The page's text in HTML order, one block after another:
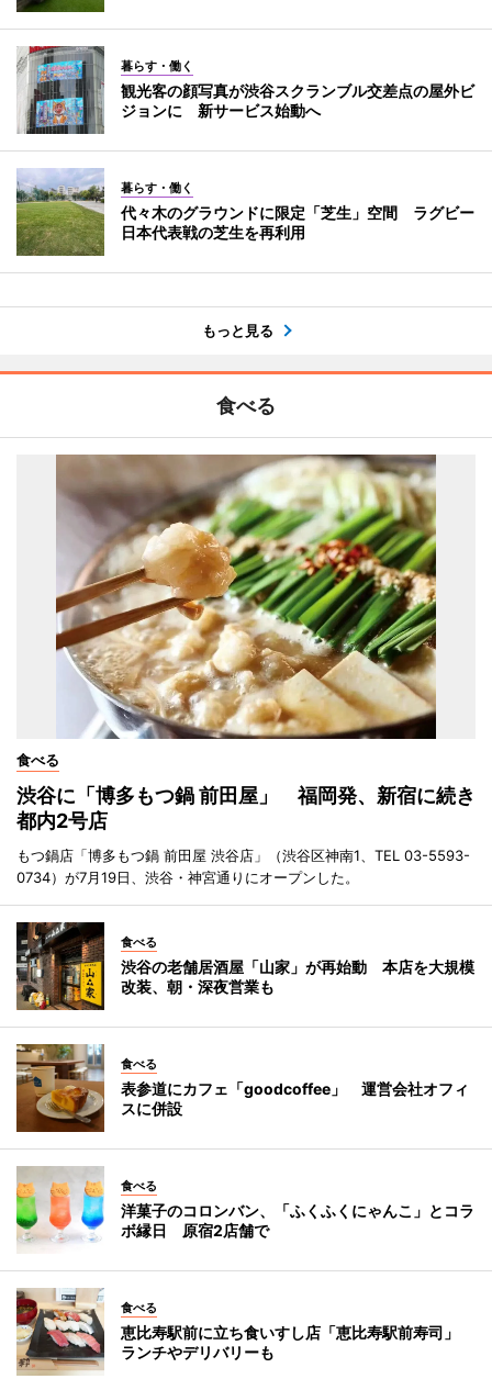
暮らす・働く
観光客の顔写真が渋谷スクランブル交差点の屋外ビ
ジョンに 新サービス始動へ
暮らす・働く
代々木のグラウンドに限定「芝生」空間 ラグビー
日本代表戦の芝生を再利用
もっと見る
食べる
食べる
渋谷に「博多もつ鍋 前田屋」 福岡発、新宿に続き
都内2号店
もつ鍋店「博多もつ鍋 前田屋 渋谷店」（渋谷区神南1、TEL 03-5593-
0734）が7月19日、渋谷・神宮通りにオープンした。
食べる
渋谷の老舗居酒屋「山家」が再始動 本店を大規模
改装、朝・深夜営業も
食べる
表参道にカフェ「goodcoffee」 運営会社オフィ
スに併設
食べる
洋菓子のコロンバン、「ふくふくにゃんこ」とコラ
ボ縁日 原宿2店舗で
食べる
恵比寿駅前に立ち食いすし店「恵比寿駅前寿司」
ランチやデリバリーも